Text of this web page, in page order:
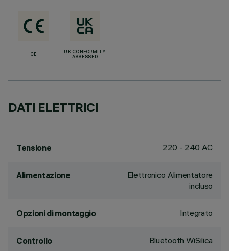
CE
UK CONFORMITY
ASSESSED
DATI ELETTRICI
Tensione 220 - 240 AC
Alimentazione
Elettronico Alimentatore
incluso
Opzioni di montaggio Integrato
Controllo Bluetooth WiSilica